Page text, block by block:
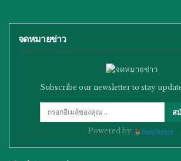
จดหมายข่าว
Subscribe our newsletter to stay
ส
Powered by